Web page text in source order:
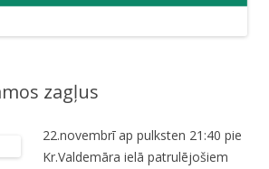
zagļus
22.novembrī ap pulksten 21:40 pie
Kr.Valdemāra ielā patrulējošiem